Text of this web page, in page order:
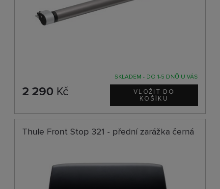
SKLADEM - DO 1-5 DNŮ U VÁS
2 290 Kč
Thule Front Stop 321 - přední zarážka černá